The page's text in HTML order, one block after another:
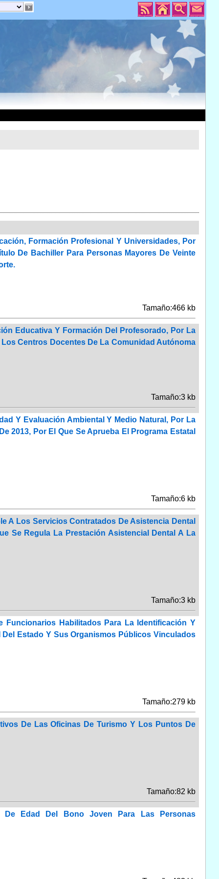
Formación Profesional Y Universidades, Por
De Bachiller Para Personas Mayores De Veinte
Tamaño:466 kb
Educativa Y Formación Del Profesorado, Por La
Centros Docentes De La Comunidad Autónoma
Tamaño:3 kb
Y Evaluación Ambiental Y Medio Natural, Por La
2013, Por El Que Se Aprueba El Programa Estatal
Tamaño:6 kb
A Los Servicios Contratados De Asistencia Dental
Se Regula La Prestación Asistencial Dental A La
Tamaño:3 kb
Funcionarios Habilitados Para La Identificación Y
Estado Y Sus Organismos Públicos Vinculados
Tamaño:279 kb
De Las Oficinas De Turismo Y Los Puntos De
Tamaño:82 kb
De Edad Del Bono Joven Para Las Personas